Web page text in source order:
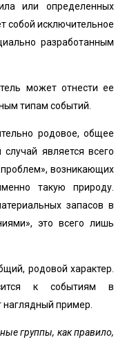
или определенных
собой исключительное
разработанным
может отнести ее
типам событий.
родовое, общее
является всего
возникающих
такую природу.
запасов в
это всего лишь
родовой характер.
к событиям в
наглядный пример.
группы, как правило,